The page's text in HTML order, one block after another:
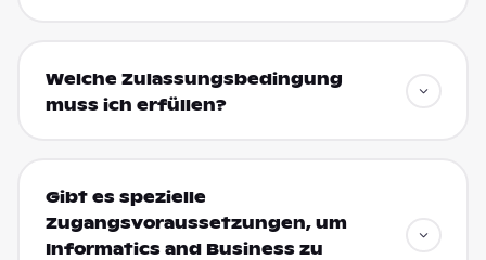
Welche Zulassungsbedingung
muss ich erfüllen?
Gibt es spezielle
Zugangsvoraussetzungen, um
Informatics and Business zu